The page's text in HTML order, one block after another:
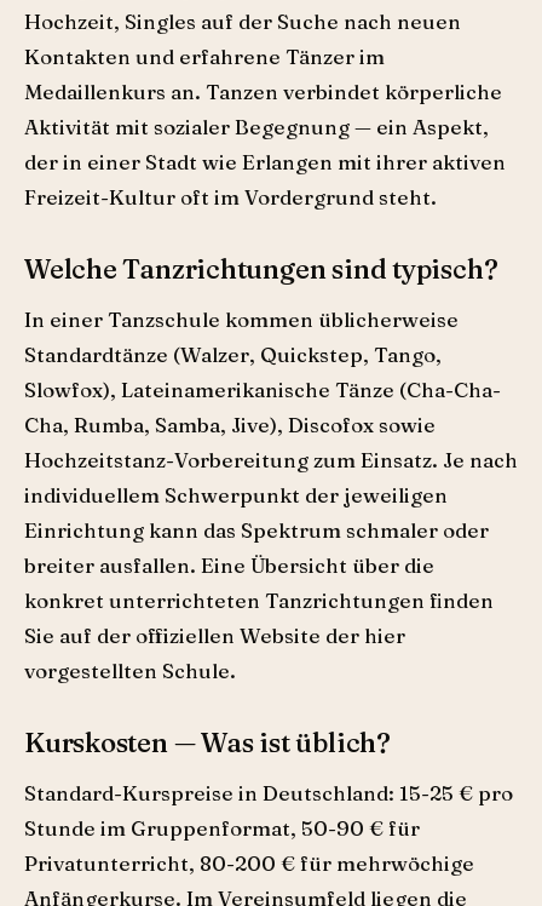
Hochzeit, Singles auf der Suche nach neuen
Kontakten und erfahrene Tänzer im
Medaillenkurs an. Tanzen verbindet körperliche
Aktivität mit sozialer Begegnung — ein Aspekt,
der in einer Stadt wie Erlangen mit ihrer aktiven
Freizeit-Kultur oft im Vordergrund steht.
Welche Tanzrichtungen sind typisch?
In einer Tanzschule kommen üblicherweise
Standardtänze (Walzer, Quickstep, Tango,
Slowfox), Lateinamerikanische Tänze (Cha-Cha-
Cha, Rumba, Samba, Jive), Discofox sowie
Hochzeitstanz-Vorbereitung zum Einsatz. Je nach
individuellem Schwerpunkt der jeweiligen
Einrichtung kann das Spektrum schmaler oder
breiter ausfallen. Eine Übersicht über die
konkret unterrichteten Tanzrichtungen finden
Sie auf der offiziellen Website der hier
vorgestellten Schule.
Kurskosten — Was ist üblich?
Standard-Kurspreise in Deutschland: 15-25 € pro
Stunde im Gruppenformat, 50-90 € für
Privatunterricht, 80-200 € für mehrwöchige
Anfängerkurse. Im Vereinsumfeld liegen die